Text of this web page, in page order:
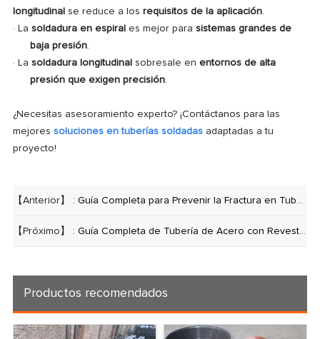
longitudinalse reduce a los requisitos de la aplicación.
· La soldadura en espirales mejor para sistemas grandes de
baja presión.
· La soldadura longitudinalsobresale en entornos de alta
presión que exigen precisión.
¿Necesitas asesoramiento experto? ¡Contáctanos para las
mejores soluciones en tuberías soldadasadaptadas a tu
proyecto!
【Anterior】 : Guía Completa para Prevenir la Fractura en Tuberías Soldadas Longitudinalmente: Causas, Soluciones y Mejores Prácticas
【Próximo】 : Guía Completa de Tubería de Acero con Revestimiento 3PE: Proceso Anticorrosivo y Ventajas
Productos recomendados